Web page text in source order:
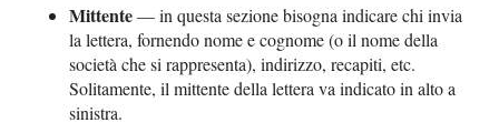
Mittente— in questa sezione bisogna indicare chi invia
la lettera, fornendo nome e cognome (o il nome della
società che si rappresenta), indirizzo, recapiti, etc.
Solitamente, il mittente della lettera va indicato in alto a
sinistra.